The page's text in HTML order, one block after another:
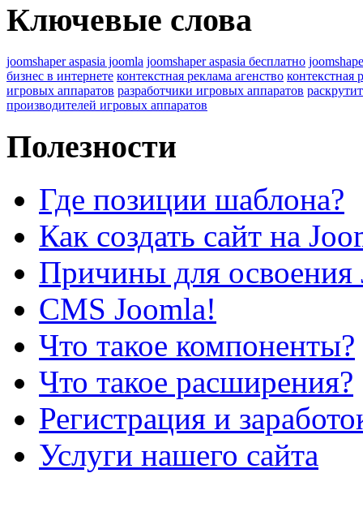
Ключевые слова
joomshaper aspasia joomla joomshaper aspasia бесплатно
бизнес в интернете контекстная реклама агенство контекстная
игровых аппаратов разработчики игровых аппаратов
производителей игровых аппаратов
Полезности
Где позиции шаблона?
Как создать сайт на
Причины для освоения
CMS Joomla!
Что такое компоненты?
Что такое расширения?
Регистрация и
Услуги нашего сайта